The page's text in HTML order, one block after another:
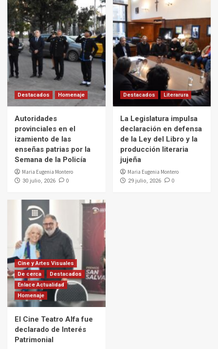
Destacados Homenaje
Autoridades
provinciales en el
izamiento de las
enseñas patrias por la
Semana de la Policía
Maria Eugenia Montero
30 julio, 2026 0
Destacados Literarura
La Legislatura impulsa
declaración en defensa
de la Ley del Libro y la
producción literaria
jujeña
Maria Eugenia Montero
29 julio, 2026 0
Cine y Artes Visuales
De cerca
Destacados
Enlace Actualidad
Homenaje
El Cine Teatro Alfa fue
declarado de Interés
Patrimonial